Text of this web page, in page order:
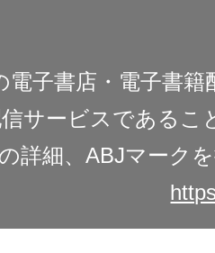
電子書店・電子書
サービスであるこ
詳細、ABJマーク